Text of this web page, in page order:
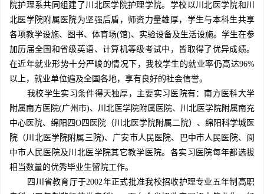
院护理系共同组建了川北医学院护理学院。学校以川北医学院和川
北医学院附属医院为坚强后盾，师资力量雄厚，学生与本科生共享
各项教学设施、图书、体育场(馆)、实验设备及生活设施。学生在参
加历届全国和省级英语、计算机等级考试中，皆取得了优异成绩。
在近年就业形势十分严峻的情况下，我校学生的就业率仍高达96%
以上，就业单位遍及全国各地，享有良好的社会信誉。
我校学生实习条件得天独厚，主要实习医院有：南方医科大学
附属南方医院(广州市)、川北医学院附属医院、川北医学院附属南充
中心医院、绵阳四O四医院（川北医学院附属二院）、绵阳科学城医
院（川北医学院附属三院)、广安市人民医院、巴中市人民医院、阆
中市人民医院及川北医学院其它教学医院。各实习医院每年都选拔
相当数量的优秀毕业生留院工作。
四川省教育厅于2002年正式批准我校招收护理专业五年制高职